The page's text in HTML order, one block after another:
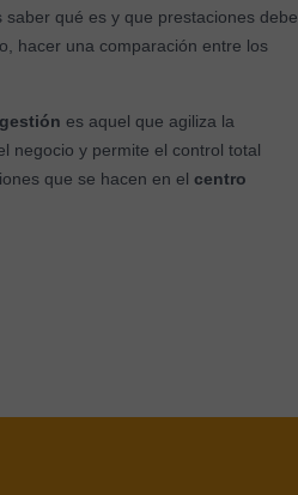
saber qué es y que prestaciones debe
hacer una comparación entre los
es aquel que agiliza la
negocio y permite el control total
que se hacen en el centro